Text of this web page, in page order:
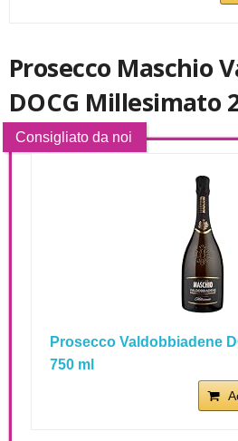
Prosecco Maschio
DOCG Millesimato
Prosecco Valdobbiadene
750 ml